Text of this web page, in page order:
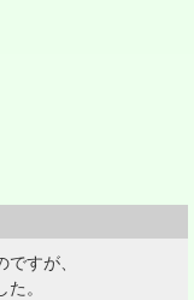
すが、
。